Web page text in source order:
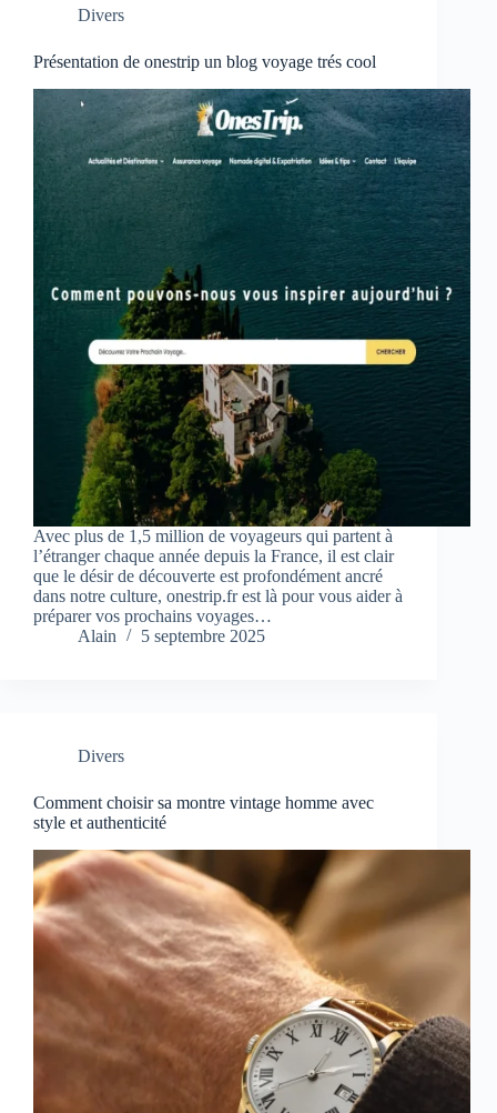
Divers
Présentation de onestrip un blog voyage trés cool
Avec plus de 1,5 million de voyageurs qui partent à
l’étranger chaque année depuis la France, il est clair
que le désir de découverte est profondément ancré
dans notre culture, onestrip.fr est là pour vous aider à
préparer vos prochains voyages…
Alain
5 septembre 2025
Divers
Comment choisir sa montre vintage homme avec
style et authenticité